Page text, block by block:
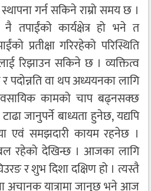
स्थापना गर्न सकिने राम्रो समय छ ।
तपाईंको कार्यक्षेत्र हो भने त
प्रतीक्षा गरिरहेको परिस्थिति
रिझाउन सकिने छ । व्यक्तित्व
पदोन्नति वा थप अध्ययनका लागि
कामको चाप बढ्नसक्छ
जानुपर्ने बाध्यता हुनेछ, यद्यपि
एवं समझदारी कायम रहनेछ ।
रहेको देखिन्छ । आजका लागि
र शुभ दिशा दक्षिण हो । त्यस्तै